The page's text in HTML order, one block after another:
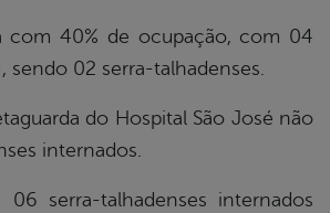
com 40% de ocupação, com 04
sendo 02 serra-talhadenses.
do Hospital São José não
internados.
06 serra-talhadenses internados